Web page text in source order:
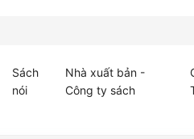
Sách
nói
Nhà xuất bản -
Công ty sách